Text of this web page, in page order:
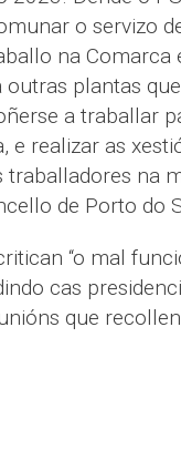
o servizo
na Comarca
plantas
a traballar
e realizar as
na
de Porto do
“o mal
cas
que